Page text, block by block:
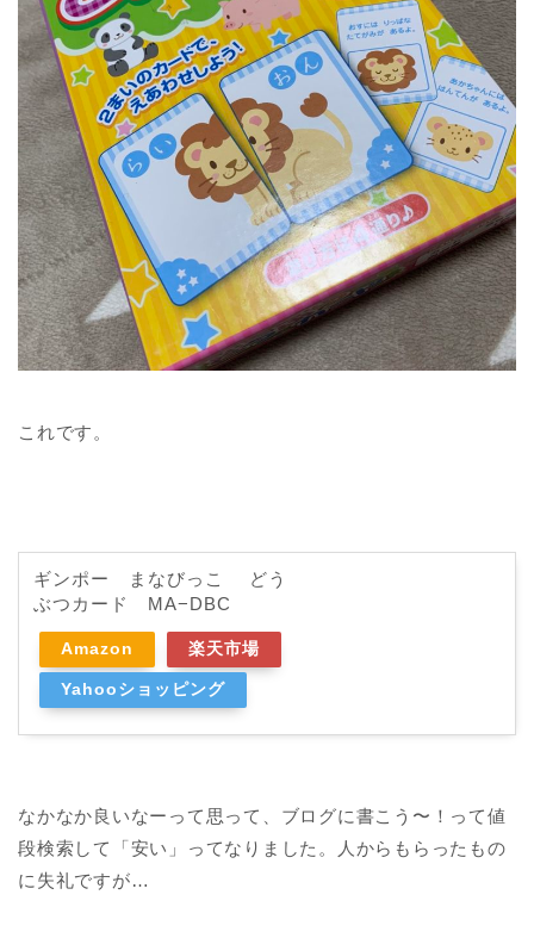
これです。
ギンポー まなびっこ どう
ぶつカード MA−DBC
Amazon 楽天市場
Yahooショッピング
なかなか良いなーって思って、ブログに書こう〜！って値
段検索して「安い」ってなりました。人からもらったもの
に失礼ですが…